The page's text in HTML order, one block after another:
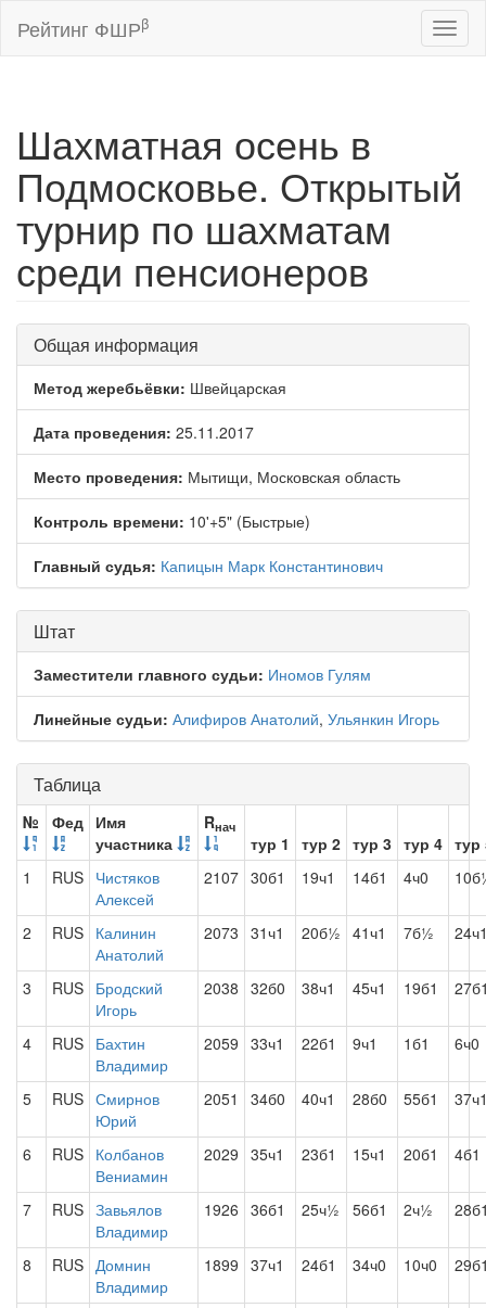
Рейтинг ФШРβ
Шахматная осень в
Подмосковье. Открытый
турнир по шахматам
среди пенсионеров
Общая информация
Метод жеребьёвки: Швейцарская
Дата проведения: 25.11.2017
Место проведения: Мытищи, Московская область
Контроль времени: 10'+5" (Быстрые)
Главный судья: Капицын Марк Константинович
Штат
Заместители главного судьи: Иномов Гулям
Линейные судьи: Алифиров Анатолий, Ульянкин Игорь
Таблица
№ Фед Имя
участника
Rнач
тур 1 тур 2 тур 3 тур 4 тур
1
RUS Чистяков
Алексей
2107 30б1 19ч1 14б1 4ч0
2 RUS Калинин
Анатолий
2073 31ч1 20б½ 41ч1 7б½
3 RUS Бродский
Игорь
2038 32б0 38ч1 45ч1 19б1
4 RUS Бахтин
Владимир
2059 33ч1 22б1 9ч1 1б1 6ч0
5 RUS Смирнов
Юрий
2051 34б0 40ч1 28б0 55б1
6 RUS Колбанов
Вениамин
2029 35ч1 23б1 15ч1 20б1 4б1
7 RUS Завьялов
Владимир
1926 36б1 25ч½ 56б1 2ч½
8 RUS Домнин
Владимир
1899 37ч1 24б1 34ч0 10ч0